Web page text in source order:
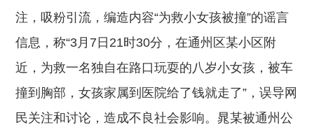
注，吸粉引流，编造内容“为救小女孩被撞”的谣言
信息，称“3月7日21时30分，在通州区某小区附
近，为救一名独自在路口玩耍的八岁小女孩，被车
撞到胸部，女孩家属到医院给了钱就走了”，误导网
民关注和讨论，造成不良社会影响。晁某被通州公